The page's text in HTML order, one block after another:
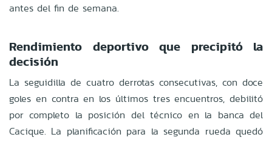
antes del fin de semana.
Rendimiento deportivo que precipitó la
decisión
La seguidilla de cuatro derrotas consecutivas, con doce
goles en contra en los últimos tres encuentros, debilitó
por completo la posición del técnico en la banca del
Cacique. La planificación para la segunda rueda quedó